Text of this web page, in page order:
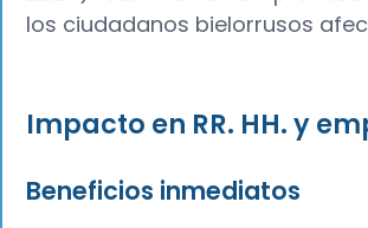
los ciudadanos bielorrusos
Impacto en RR. HH. y
Beneficios inmediatos